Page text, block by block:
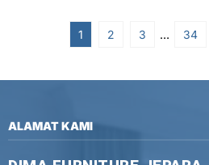
1 2 3 … 34
ALAMAT KAMI